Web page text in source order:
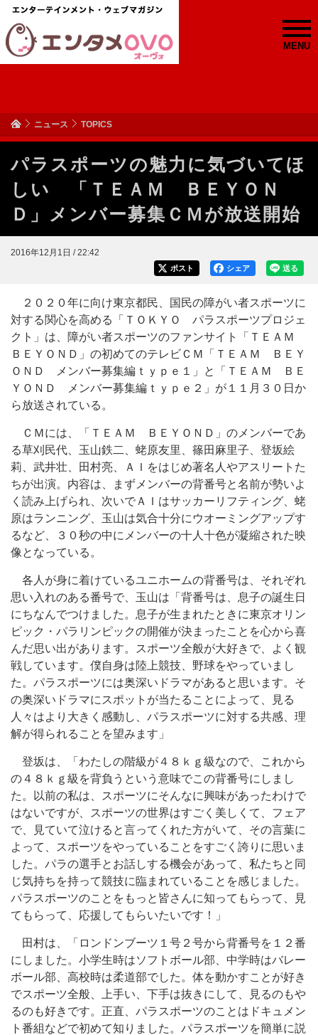
MENU
ニュース TOPICS
パラスポーツの魅力に気づいてほ
しい 「ＴＥＡＭ ＢＥＹＯＮ
Ｄ」メンバー募集ＣＭが放送開始
2016年12月1日 / 22:42
送る
シェア
ポスト
２０２０年に向け東京都民、国民の障がい者スポーツに
対する関心を高める「ＴＯＫＹＯ パラスポーツプロジェ
クト」は、障がい者スポーツのファンサイト「ＴＥＡＭ
ＢＥＹＯＮＤ」の初めてのテレビＣＭ「ＴＥＡＭ ＢＥＹ
ＯＮＤ メンバー募集編ｔｙｐｅ１」と「ＴＥＡＭ ＢＥ
ＹＯＮＤ メンバー募集編ｔｙｐｅ２」が１１月３０日か
ら放送されている。
ＣＭには、「ＴＥＡＭ ＢＥＹＯＮＤ」のメンバーであ
る草刈民代、玉山鉄二、蛯原友里、篠田麻里子、登坂絵
莉、武井壮、田村亮、ＡＩをはじめ著名人やアスリートた
ちが出演。内容は、まずメンバーの背番号と名前が勢いよ
く読み上げられ、次いでＡＩはサッカーリフティング、蛯
原はランニング、玉山は気合十分にウオーミングアップす
るなど、３０秒の中にメンバーの十人十色が凝縮された映
像となっている。
各人が身に着けているユニホームの背番号は、それぞれ
思い入れのある番号で、玉山は「背番号は、息子の誕生日
にちなんでつけました。息子が生まれたときに東京オリン
ピック・パラリンピックの開催が決まったことを心から喜
んだ思い出があります。スポーツ全般が大好きで、よく観
戦しています。僕自身は陸上競技、野球をやっていまし
た。パラスポーツには奥深いドラマがあると思います。そ
の奥深いドラマにスポットが当たることによって、見る
人々はより大きく感動し、パラスポーツに対する共感、理
解が得られることを望みます」
登坂は、「わたしの階級が４８ｋｇ級なので、これから
の４８ｋｇ級を背負うという意味でこの背番号にしまし
た。以前の私は、スポーツにそんなに興味があったわけで
はないですが、スポーツの世界はすごく美しくて、フェア
で、見ていて泣けると言ってくれた方がいて、その言葉に
よって、スポーツをやっていることをすごく誇りに思いま
した。パラの選手とお話しする機会があって、私たちと同
じ気持ちを持って競技に臨まれていることを感じました。
パラスポーツのことをもっと皆さんに知ってもらって、見
てもらって、応援してもらいたいです！」
田村は、「ロンドンブーツ１号２号から背番号を１２番
にしました。小学生時はソフトボール部、中学時はバレー
ボール部、高校時は柔道部でした。体を動かすことが好き
でスポーツ全般、上手い、下手は抜きにして、見るのもや
るのも好きです。正直、パラスポーツのことはドキュメン
ト番組などで初めて知りました。パラスポーツを簡単に説